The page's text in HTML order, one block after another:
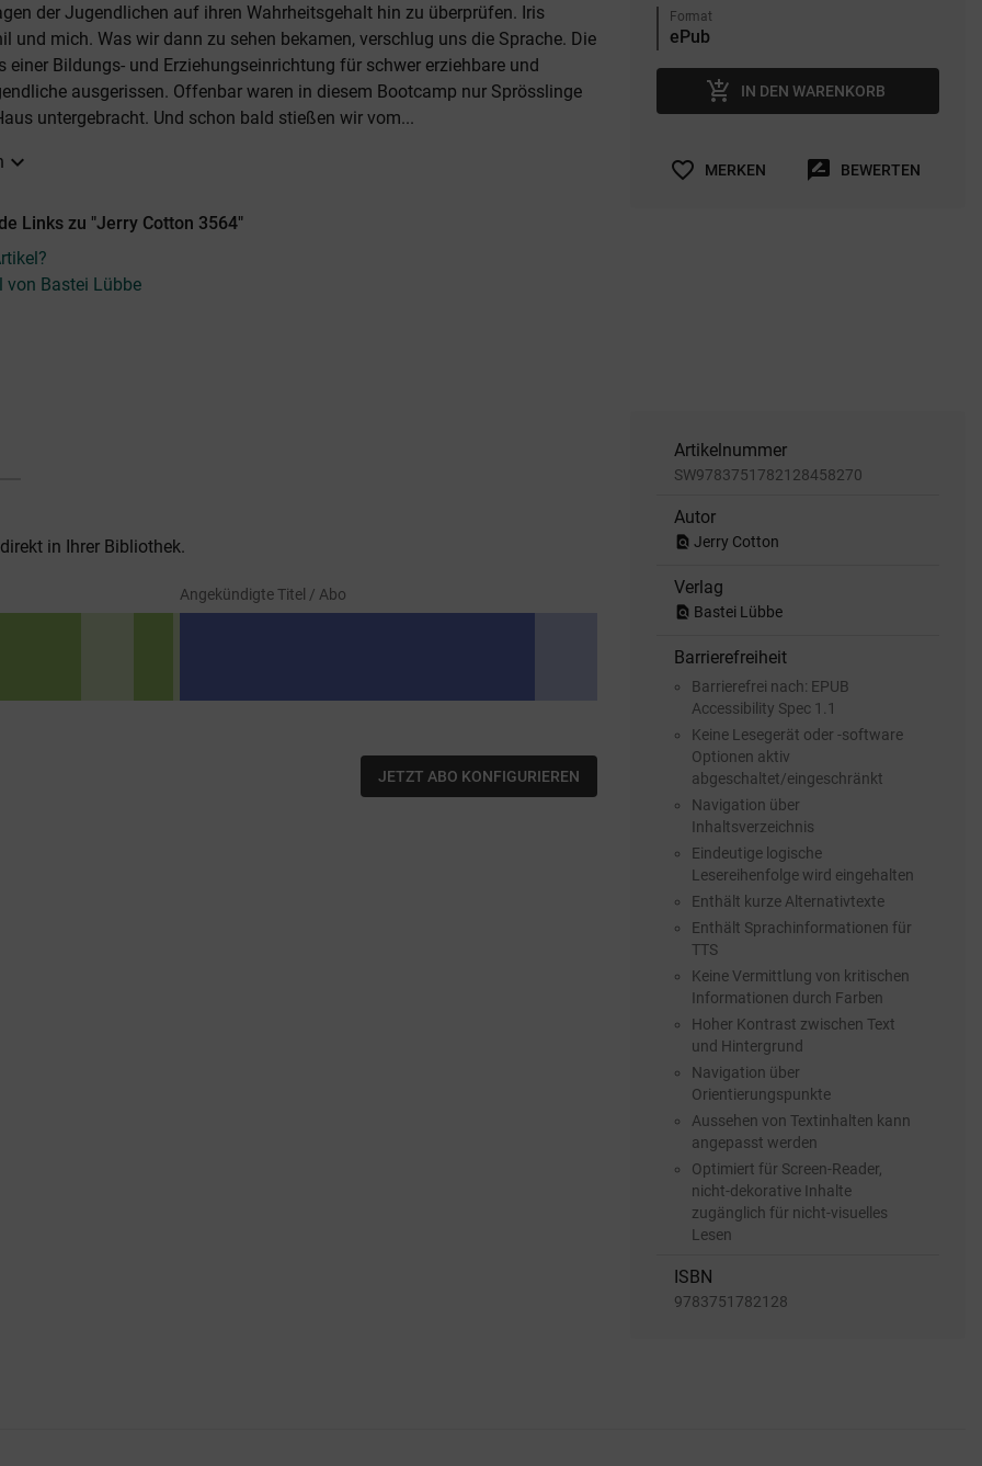
der Jugendlichen auf ihren Wahrheitsgehalt hin zu überprüfen. Iris
und mich. Was wir dann zu sehen bekamen, verschlug uns die Sprache. Die
einer Bildungs- und Erziehungseinrichtung für schwer erziehbare und
ausgerissen. Offenbar waren in diesem Bootcamp nur Sprösslinge
untergebracht. Und schon bald stießen wir vom...
expand_more
Links zu "Jerry Cotton 3564"
von Bastei Lübbe
Format
add_shopping_cart IN DEN WARENKORB
favorite_border MERKEN rate_review BEWERTEN
in Ihrer Bibliothek.
Angekündigte Titel / Abo
JETZT ABO KONFIGURIEREN
Artikelnummer
SW9783751782128458270
Autor
find_in_page Jerry Cotton
Verlag
find_in_page Bastei Lübbe
Barrierefreiheit
Barrierefrei nach: EPUB
Accessibility Spec 1.1
Keine Lesegerät oder -software
Optionen aktiv
abgeschaltet/eingeschränkt
Navigation über
Inhaltsverzeichnis
Eindeutige logische
Lesereihenfolge wird eingehalten
Enthält kurze Alternativtexte
Enthält Sprachinformationen für
TTS
Keine Vermittlung von kritischen
Informationen durch Farben
Hoher Kontrast zwischen Text
und Hintergrund
Navigation über
Orientierungspunkte
Aussehen von Textinhalten kann
angepasst werden
Optimiert für Screen-Reader,
nicht-dekorative Inhalte
zugänglich für nicht-visuelles
Lesen
ISBN
9783751782128